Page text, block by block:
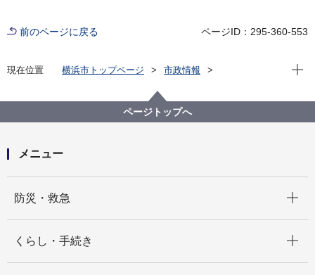
前のページに戻る ページID：295-360-553
現在位置 横浜市トップページ
市政情報
記者発表 2022年度
横浜市自閉症協会×岩崎学園×横浜市 自閉症の啓発動画
を制作しました！
現在
ページトップへ
メニュー
防災・救急
くらし・手続き